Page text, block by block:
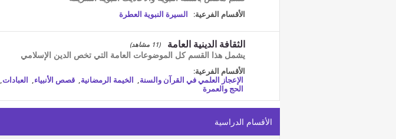
الأقسام الفرعية: السيرة النبوية العطرة
الثقافة الدينية العامة (11 مشاهد)
يشمل هذا القسم كل الموضوعات العامة التي تخص الدين الإسلامي
الأقسام الفرعية:
الإعجاز العلمي في القرآن والسنة, الخيمة الرمضانية, قصص الأنبياء, العبادات,
الحج والعمرة
الأقسام الدراسية